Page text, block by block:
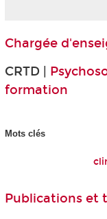
Chargée
CRTD |
formation
Mots clés
Publications et